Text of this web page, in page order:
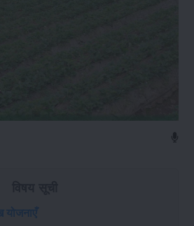
योजनाएँ